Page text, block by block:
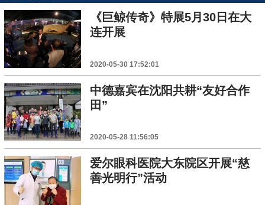
《巨鲸传奇》特展5月30日在大
连开展
2020-05-30 17:52:01
中德嘉宾在沈阳共耕“友好合作
田”
2020-05-28 11:56:05
爱尔眼科医院大东院区开展“慈
善光明行”活动